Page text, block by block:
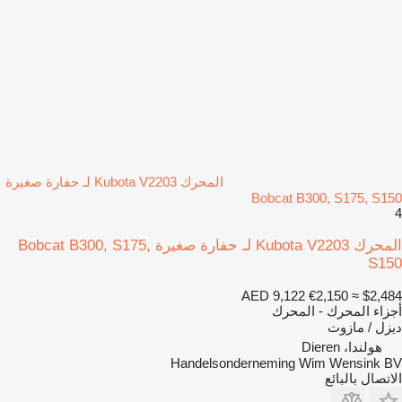
المحرك Kubota V2203 لـ حفارة صغيرة
Bobcat B300, S175, S150
4
المحرك Kubota V2203 لـ حفارة صغيرة Bobcat B300, S175,
S150
AED 9,122 €2,150 ≈ $2,484
أجزاء المحرك - المحرك
ديزل / مازوت
هولندا، Dieren
Handelsonderneming Wim Wensink BV
الاتصال بالبائع